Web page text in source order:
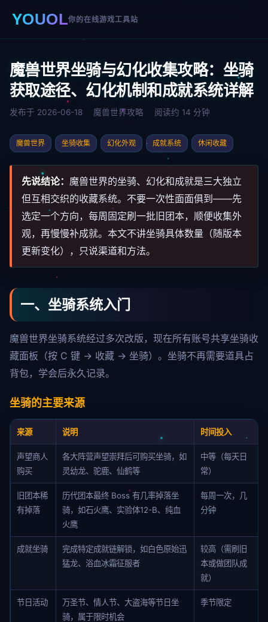
YOUOL你的在线游戏工具站
魔兽世界坐骑与幻化收集攻略：坐骑
获取途径、幻化机制和成就系统详解
发布于 2026-06-18 魔兽世界攻略 阅读约 14 分钟
魔兽世界 坐骑收集 幻化外观 成就系统 休闲收藏
先说结论： 魔兽世界的坐骑、幻化和成就是三大独立
但互相交织的收藏系统。不要一次性面面俱到——先
选定一个方向，每周固定刷一批旧团本，顺便收集外
观，再慢慢补成就。本文不讲坐骑具体数量（随版本
更新变化），只说渠道和方法。
一、坐骑系统入门
魔兽世界坐骑系统经过多次改版，现在所有账号共享坐骑收
藏面板（按 C 键 → 收藏 → 坐骑）。坐骑不再需要道具占
背包，学会后永久记录。
坐骑的主要来源
来源 说明 时间投入
声望商人
购买
各大阵营声望崇拜后可购买坐骑，如
灵幼龙、驼鹿、仙鹤等
中等（每天日
常）
旧团本稀
有掉落
历代团本最终 Boss 有几率掉落坐
骑，如石火鹰、实验体12-B、纯血
火鹰
每周一次，几
分钟
成就坐骑
完成特定成就链解锁，如白色原始迅
猛龙、浴血冰霜征服者
较高（需刷旧
本或做团队成
就）
节日活动
万圣节、情人节、大盗海等节日坐
骑，属于限时机会
季节限定